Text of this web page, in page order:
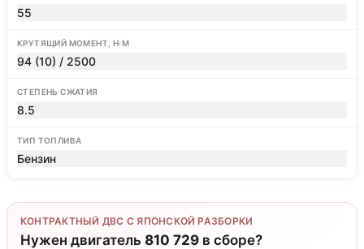
55
КРУТЯЩИЙ МОМЕНТ, Н·М
94 (10) / 2500
СТЕПЕНЬ СЖАТИЯ
8.5
ТИП ТОПЛИВА
Бензин
КОНТРАКТНЫЙ ДВС С ЯПОНСКОЙ РАЗБОРКИ
Нужен двигатель 810 729 в сборе?